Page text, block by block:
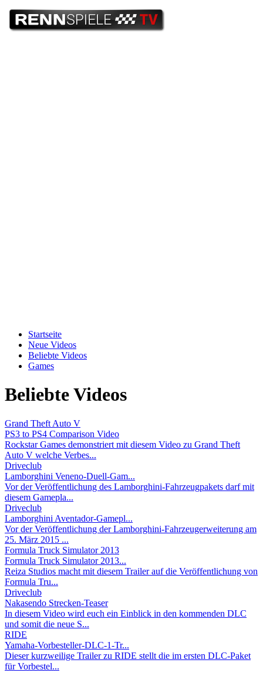
Startseite
Neue Videos
Beliebte Videos
Games
Beliebte Videos
Grand Theft Auto V
PS3 to PS4 Comparison Video
Rockstar Games demonstriert mit diesem Video zu Grand Theft
Auto V welche Verbes...
Driveclub
Lamborghini Veneno-Duell-Gam...
Vor der Veröffentlichung des Lamborghini-Fahrzeugpakets darf mit
diesem Gamepla...
Driveclub
Lamborghini Aventador-Gamepl...
Vor der Veröffentlichung der Lamborghini-Fahrzeugerweiterung am
25. März 2015 ...
Formula Truck Simulator 2013
Formula Truck Simulator 2013...
Reiza Studios macht mit diesem Trailer auf die Veröffentlichung von
Formula Tru...
Driveclub
Nakasendo Strecken-Teaser
In diesem Video wird euch ein Einblick in den kommenden DLC
und somit die neue S...
RIDE
Yamaha-Vorbesteller-DLC-1-Tr...
Dieser kurzweilige Trailer zu RIDE stellt die im ersten DLC-Paket
für Vorbestel...